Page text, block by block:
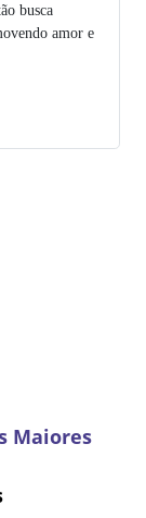
busca
amor e
Maiores